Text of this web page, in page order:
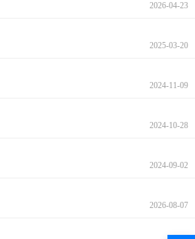
2026-04-23
2025-03-20
2024-11-09
2024-10-28
2024-09-02
2026-08-07